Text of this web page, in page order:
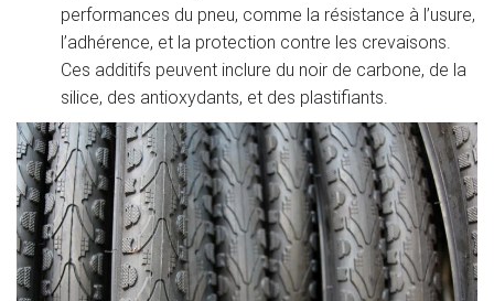
performances du pneu, comme la résistance à l’usure,
l’adhérence, et la protection contre les crevaisons.
Ces additifs peuvent inclure du noir de carbone, de la
silice, des antioxydants, et des plastifiants.